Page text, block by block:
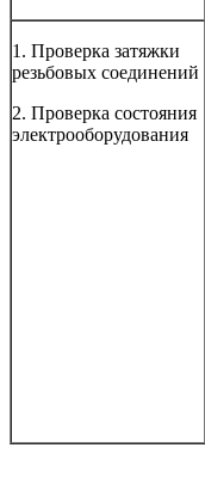
1. Проверка затяжки
резьбовых соединений
2. Проверка состояния
электрооборудования